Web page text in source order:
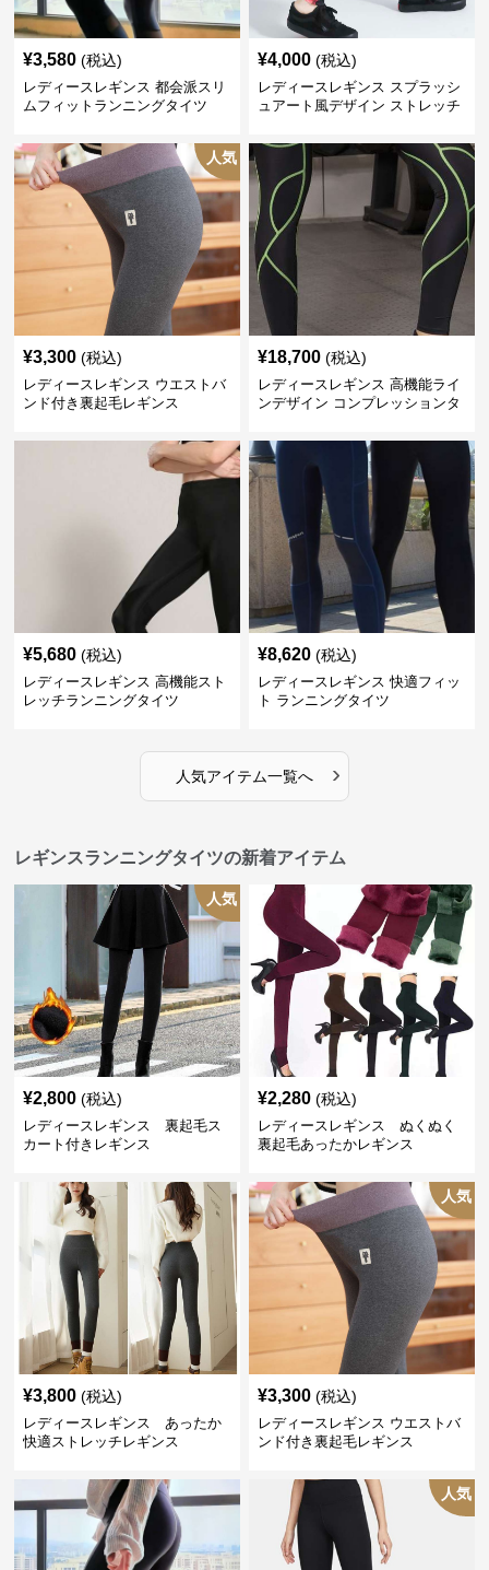
¥3,580 (税込)
レディースレギンス 都会派スリ
ムフィットランニングタイツ
¥4,000 (税込)
レディースレギンス スプラッシ
ュアート風デザイン ストレッチ
人気
¥3,300 (税込)
レディースレギンス ウエストバ
ンド付き裏起毛レギンス
¥18,700 (税込)
レディースレギンス 高機能ライ
ンデザイン コンプレッションタ
¥5,680 (税込)
レディースレギンス 高機能スト
レッチランニングタイツ
¥8,620 (税込)
レディースレギンス 快適フィッ
ト ランニングタイツ
人気アイテム一覧へ ›
レギンスランニングタイツの新着アイテム
人気
¥2,800 (税込)
レディースレギンス 裏起毛ス
カート付きレギンス
¥2,280 (税込)
レディースレギンス ぬくぬく
裏起毛あったかレギンス
¥3,800 (税込)
レディースレギンス あったか
快適ストレッチレギンス
人気
¥3,300 (税込)
レディースレギンス ウエストバ
ンド付き裏起毛レギンス
人気